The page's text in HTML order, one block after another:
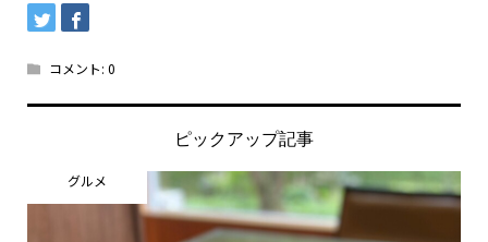
コメント: 0
ピックアップ記事
グルメ